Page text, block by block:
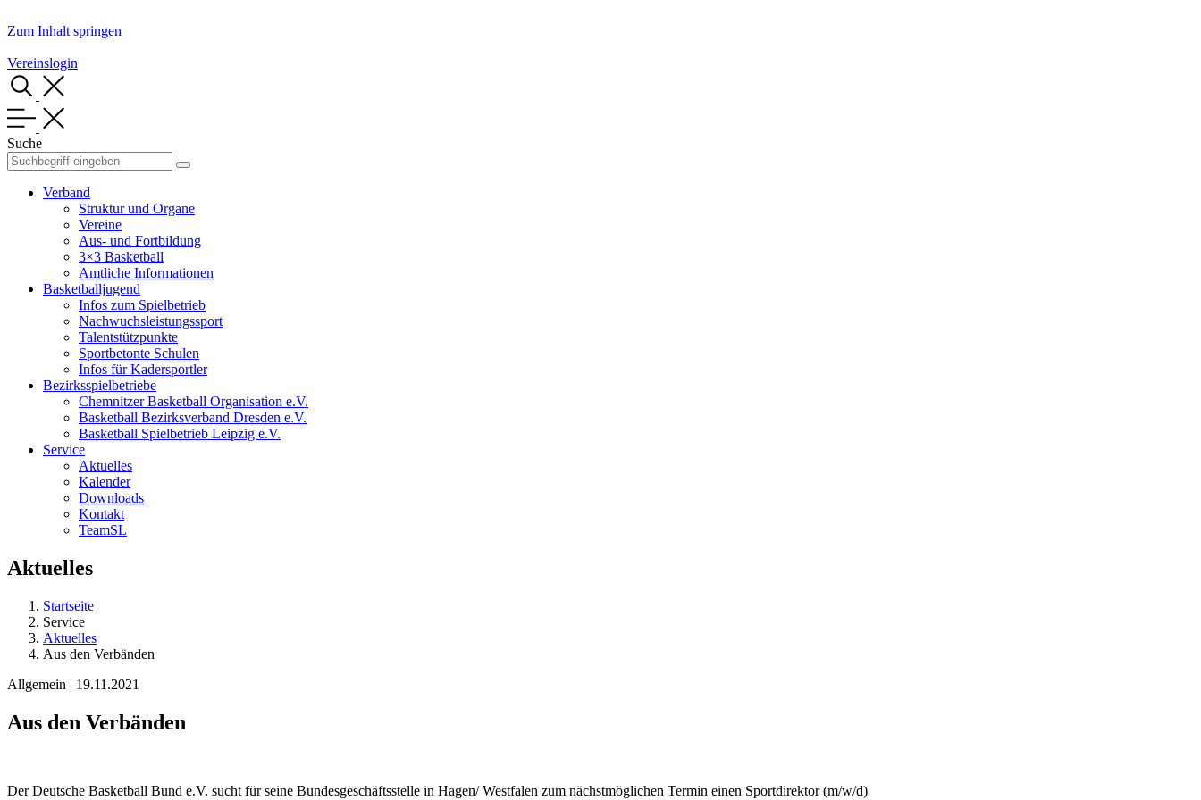
Zum Inhalt springen
Vereinslogin
Suche
Verband
Struktur und Organe
Vereine
Aus- und Fortbildung
3×3 Basketball
Amtliche Informationen
Basketballjugend
Infos zum Spielbetrieb
Nachwuchsleistungssport
Talentstützpunkte
Sportbetonte Schulen
Infos für Kadersportler
Bezirksspielbetriebe
Chemnitzer Basketball Organisation e.V.
Basketball Bezirksverband Dresden e.V.
Basketball Spielbetrieb Leipzig e.V.
Service
Aktuelles
Kalender
Downloads
Kontakt
TeamSL
Aktuelles
Startseite
Service
Aktuelles
Aus den Verbänden
Allgemein | 19.11.2021
Aus den Verbänden
Der Deutsche Basketball Bund e.V. sucht für seine Bundesgeschäftsstelle in Hagen/ Westfalen zum nächstmöglichen Termin einen Sportdirektor (m/w/d)